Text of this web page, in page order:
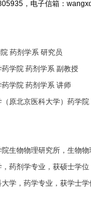
， 电子信箱：
药剂学系 研究员
学院 药剂学系 副教授
学院 药剂学系 讲师
原北京医科大学）药学院
生物物理研究所，生物
药剂学专业，获硕士学位
学，药学专业，获学士学